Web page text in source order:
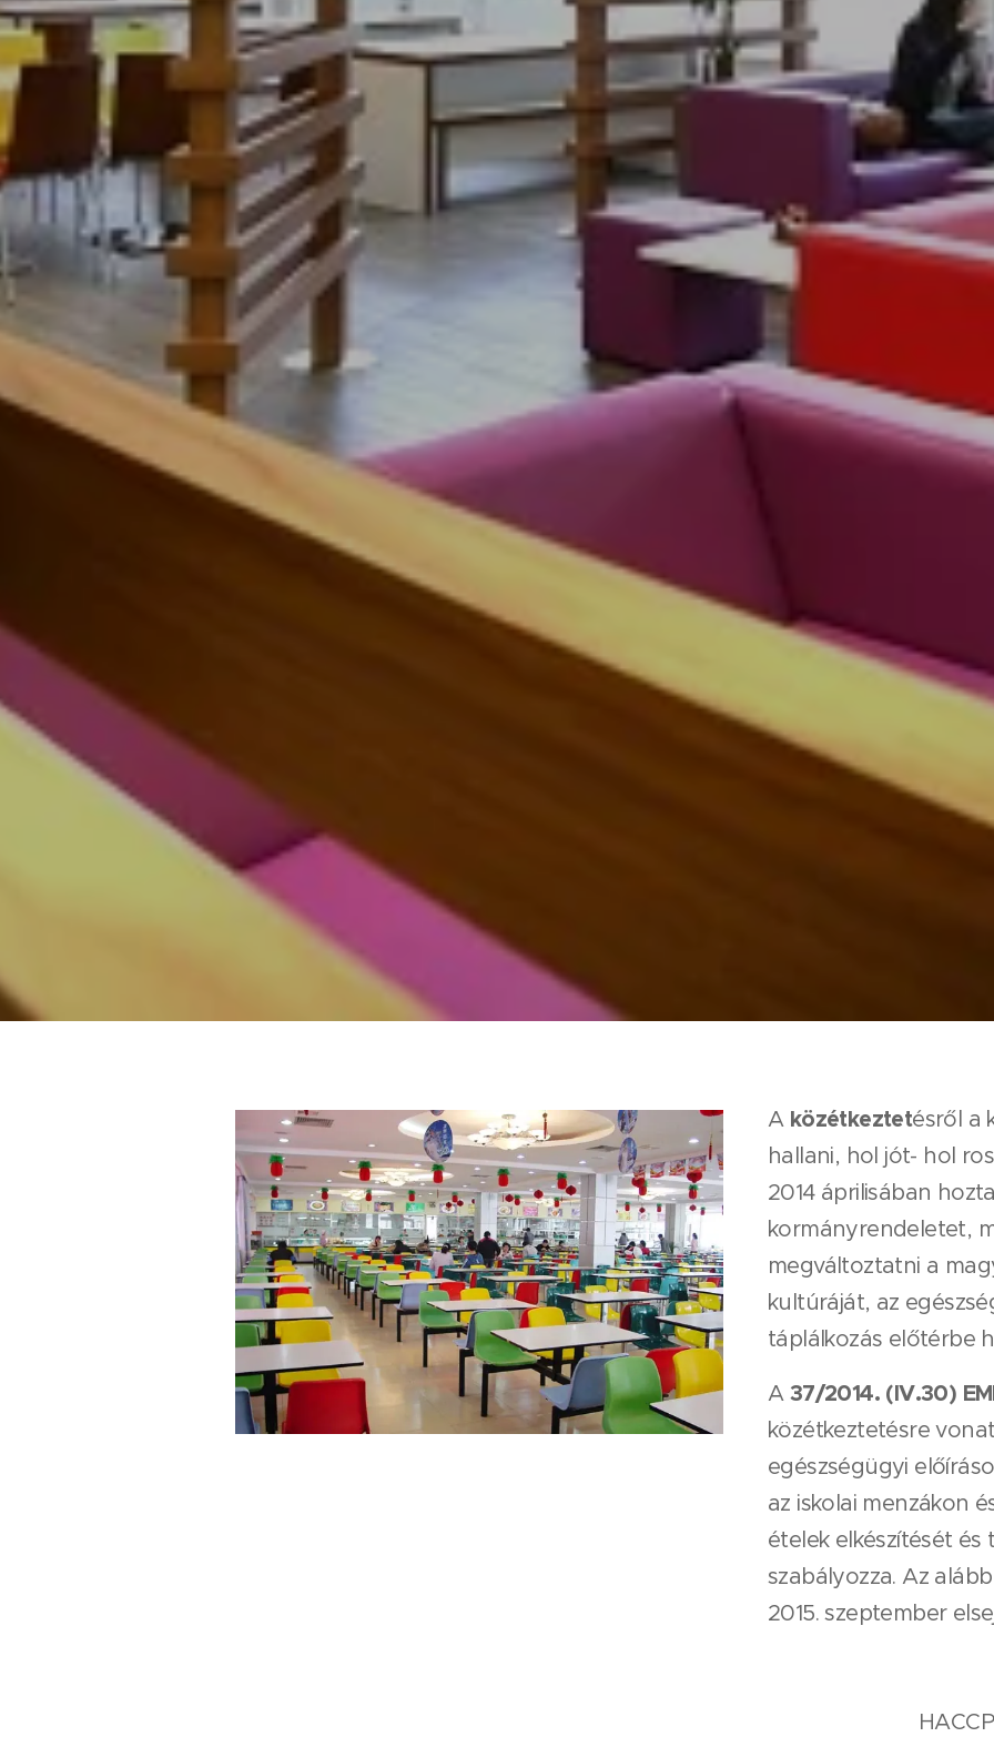
A közétkeztetésről a
hallani, hol jót- hol
2014 áprilisában
kormányrendeletet,
megváltoztatni a
kultúráját, az
táplálkozás előtérbe
A 37/2014. (IV.30)
közétkeztetésre
egészségügyi
az iskolai menzákon
ételek elkészítését
szabályozza. Az
2015. szeptember